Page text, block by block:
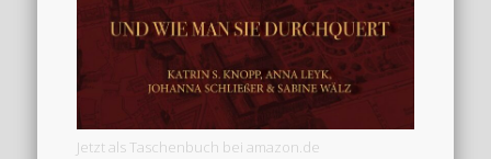
Jetzt als Taschenbuch bei amazon.de